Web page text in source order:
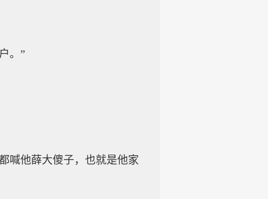
。”
喊他薛大傻子，也就是他家